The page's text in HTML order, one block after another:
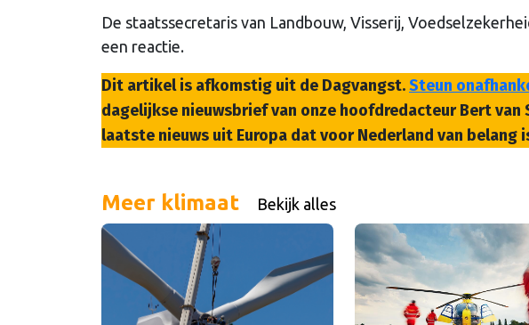
De staatssecretaris van Landbouw, Visserij,
een reactie.
Dit artikel is afkomstig uit de Dagvangst.Steun
dagelijkse nieuwsbrief van onze hoofdredacteur Bert
laatste nieuws uit Europa dat voor Nederland van belang
Meer klimaat Bekijk alles